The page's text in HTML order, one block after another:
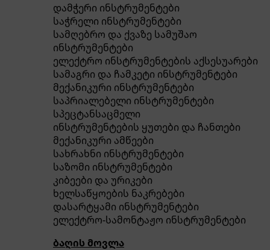
დამჭერი ინსტრუმენტები
საჭრელი ინსტრუმენტები
სამღებრო და ქვაზე სამუშაო
ინსტრუმენტები
ელექტრო ინსტრუმენტების აქსესუარები
სამაგრი და ჩამკეტი ინსტრუმენტები
მექანიკური ინსტრუმენტები
საპრიალებელი ინსტრუმენტები
სპეცტანსაცმელი
ინსტრუმენტების ყუთები და ჩანთები
მექანიკური ამწეები
სახრახნი ინსტრუმენტები
საზომი ინსტრუმენტები
კიბეები და ურიკები
ხელსაწყოების ნაკრებები
დასარტყამი ინსტრუმენტები
ელექტრო-სამონტაჟო ინსტრუმენტები
ბაღის მოვლა